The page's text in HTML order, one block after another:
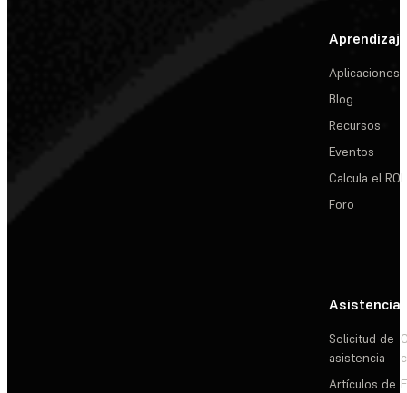
Aprendizaje
Aplicaciones
Blog
Recursos
Eventos
Calcula el ROI
Foro
Asistencia
Solicitud de
asistencia
Artículos de